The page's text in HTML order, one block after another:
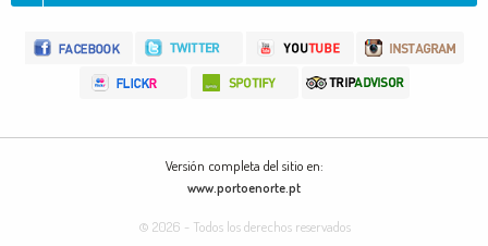
Versión completa del sitio en:
www.portoenorte.pt
© 2026 - Todos los derechos reservados